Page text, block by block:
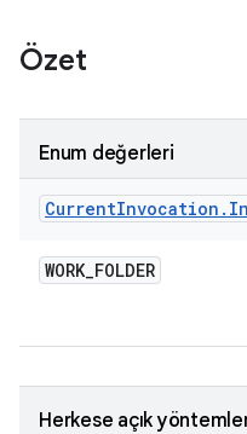
Özet
Enum değerleri
CurrentInvocation .
WORK_FOLDER
Herkese açık